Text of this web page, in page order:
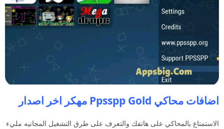
اضافات محاكي Ppsspp Gold مهكر اخر اصدار
الاستمتاع بالمحاكي على هاتفك والتعرف على طرق التشغيل المجانيه مليء